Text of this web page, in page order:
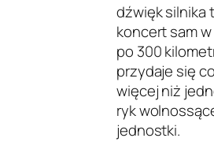
dźwięk silnika
koncert sam
po 300
przydaje się
więcej niż
ryk
jednostki.